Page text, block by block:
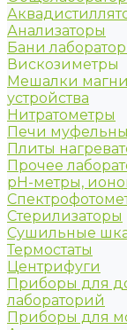
Анализаторы
Бани
Вискозиметры
Мешалки
устройства
Нитратометры
Печи
Плиты
Прочее
рН-метры,
Стерилизаторы
Сушильные
Термостаты
Центрифуги
Приборы для
лабораторий
Приборы для